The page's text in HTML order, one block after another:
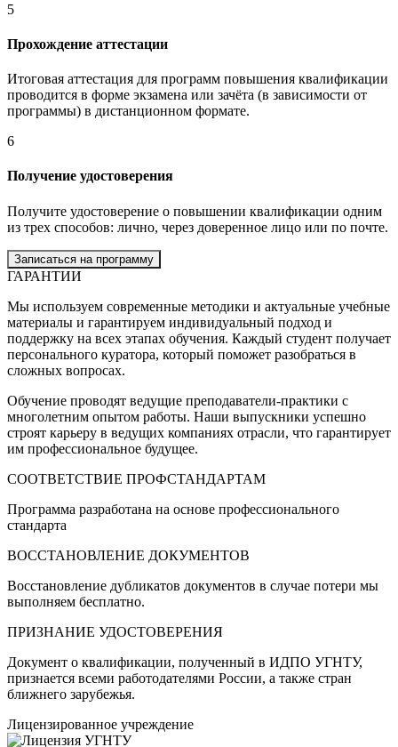
5
Прохождение аттестации
Итоговая аттестация для программ повышения квалификации
проводится в форме экзамена или зачёта (в зависимости от
программы) в дистанционном формате.
6
Получение удостоверения
Получите удостоверение о повышении квалификации одним
из трех способов: лично, через доверенное лицо или по почте.
Записаться на программу
ГАРАНТИИ
Мы используем современные методики и актуальные учебные
материалы и гарантируем индивидуальный подход и
поддержку на всех этапах обучения. Каждый студент получает
персонального куратора, который поможет разобраться в
сложных вопросах.
Обучение проводят ведущие преподаватели-практики с
многолетним опытом работы. Наши выпускники успешно
строят карьеру в ведущих компаниях отрасли, что гарантирует
им профессиональное будущее.
СООТВЕТСТВИЕ ПРОФСТАНДАРТАМ
Программа разработана на основе профессионального
стандарта
ВОССТАНОВЛЕНИЕ ДОКУМЕНТОВ
Восстановление дубликатов документов в случае потери мы
выполняем бесплатно.
ПРИЗНАНИЕ УДОСТОВЕРЕНИЯ
Документ о квалификации, полученный в ИДПО УГНТУ,
признается всеми работодателями России, а также стран
ближнего зарубежья.
Лицензированное учреждение